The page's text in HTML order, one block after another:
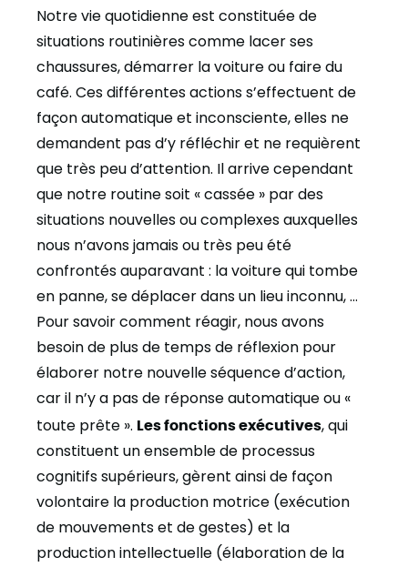
Notre vie quotidienne est constituée de
situations routinières comme lacer ses
chaussures, démarrer la voiture ou faire du
café. Ces différentes actions s’effectuent de
façon automatique et inconsciente, elles ne
demandent pas d’y réfléchir et ne requièrent
que très peu d’attention. Il arrive cependant
que notre routine soit « cassée » par des
situations nouvelles ou complexes auxquelles
nous n’avons jamais ou très peu été
confrontés auparavant : la voiture qui tombe
en panne, se déplacer dans un lieu inconnu, …
Pour savoir comment réagir, nous avons
besoin de plus de temps de réflexion pour
élaborer notre nouvelle séquence d’action,
car il n’y a pas de réponse automatique ou «
toute prête ». Les fonctions exécutives, qui
constituent un ensemble de processus
cognitifs supérieurs, gèrent ainsi de façon
volontaire la production motrice (exécution
de mouvements et de gestes) et la
production intellectuelle (élaboration de la